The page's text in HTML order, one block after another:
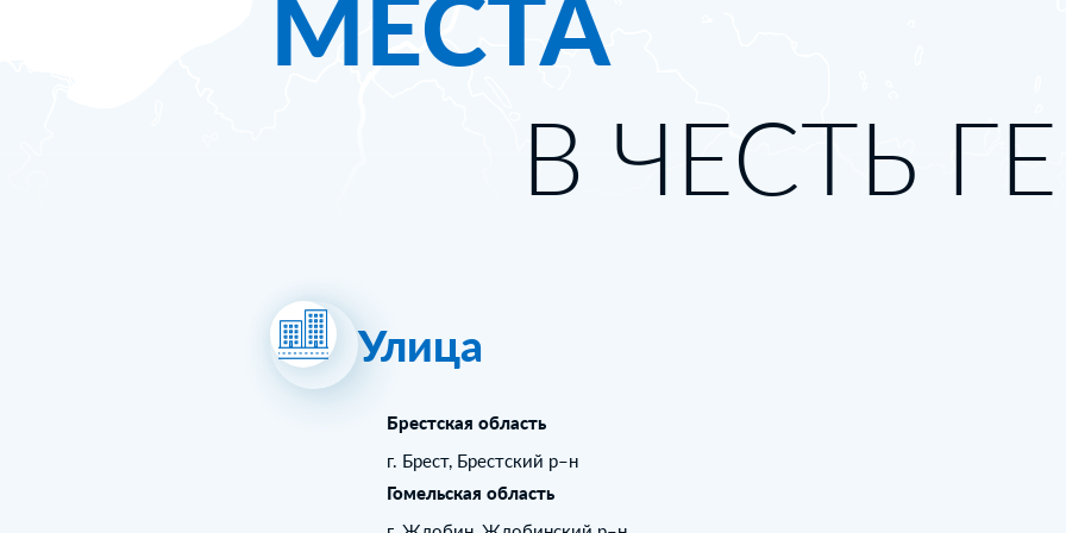
МЕСТА
В ЧЕСТЬ
Улица
Брестская область
г. Брест, Брестский р–н
Гомельская область